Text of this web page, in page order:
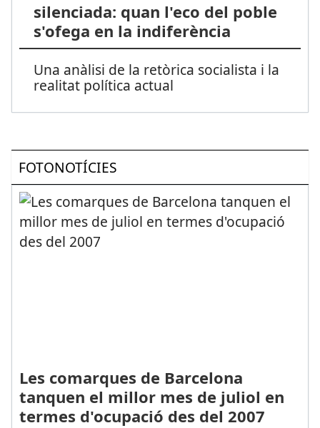
silenciada: quan l'eco del poble
s'ofega en la indiferència
Una anàlisi de la retòrica socialista i la
realitat política actual
FOTONOTÍCIES
Les comarques de Barcelona
tanquen el millor mes de juliol en
termes d'ocupació des del 2007